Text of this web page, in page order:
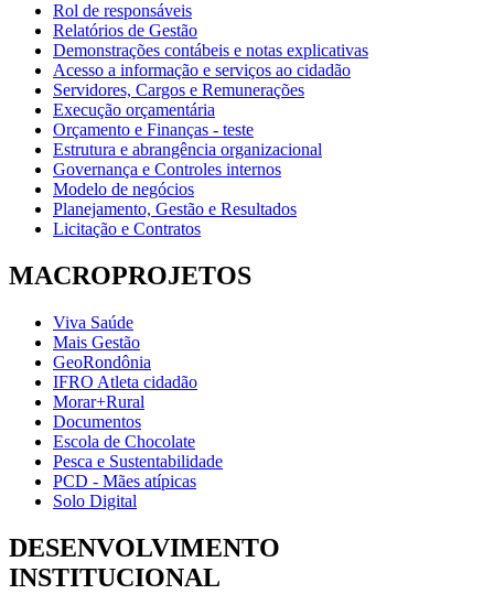
Rol de responsáveis
Relatórios de Gestão
Demonstrações contábeis e notas explicativas
Acesso a informação e serviços ao cidadão
Servidores, Cargos e Remunerações
Execução orçamentária
Orçamento e Finanças - teste
Estrutura e abrangência organizacional
Governança e Controles internos
Modelo de negócios
Planejamento, Gestão e Resultados
Licitação e Contratos
MACROPROJETOS
Viva Saúde
Mais Gestão
GeoRondônia
IFRO Atleta cidadão
Morar+Rural
Documentos
Escola de Chocolate
Pesca e Sustentabilidade
PCD - Mães atípicas
Solo Digital
DESENVOLVIMENTO
INSTITUCIONAL